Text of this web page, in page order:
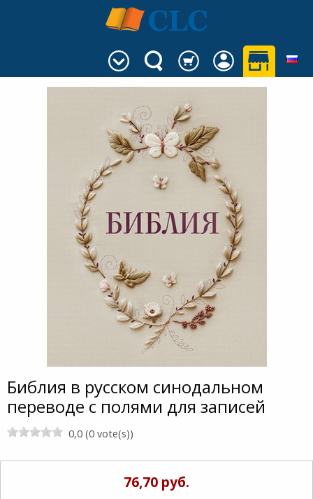
Библия в русском синодальном
переводе с полями для записей
0,0 (0 vote(s))
76,70 руб.